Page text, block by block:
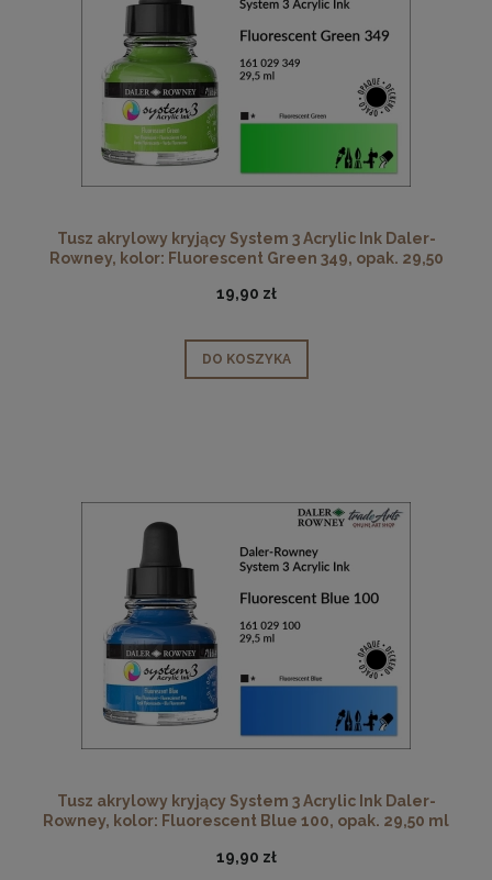
Tusz akrylowy kryjący System 3 Acrylic Ink Daler-
Rowney, kolor: Fluorescent Green 349, opak. 29,50
19,90 zł
DO KOSZYKA
Tusz akrylowy kryjący System 3 Acrylic Ink Daler-
Rowney, kolor: Fluorescent Blue 100, opak. 29,50 ml
19,90 zł